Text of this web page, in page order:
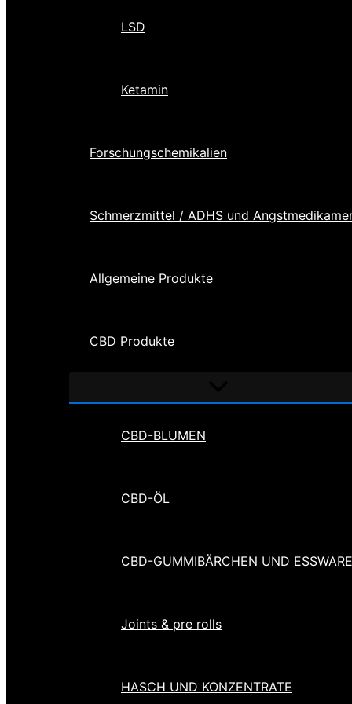
LSD
Ketamin
Forschungschemikalien
Schmerzmittel / ADHS und
Allgemeine Produkte
CBD Produkte
umschalten
CBD-BLUMEN
CBD-ÖL
CBD-GUMMIBÄRCHEN UND
Joints & pre rolls
HASCH UND KONZENTRATE